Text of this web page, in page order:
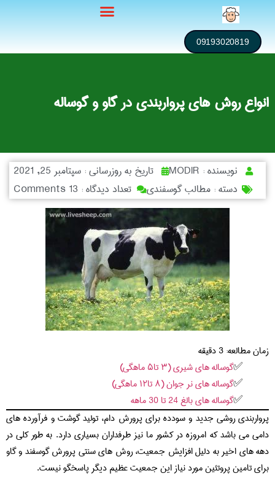
09193020819
انواع روش های پرواربندی در گاو و گوساله
نویسنده : تاریخ به روزرسانی :سپتامبر 25, 2021
دسته :مطالب گوسفندی تعداد دیدگاه : 13 Comments
زمان مطالعه:3دقیقه
گوساله های شیری (۳ تا۵ ماهگي)
گوساله های نر جوان (۸ تا۱۲ ماهگي)
گوساله های بالغ 24 تا 30 ماهه
پرواربندی روشی جدید و سودده برای پرورش دام، تولید گوشت و فرآورده های
دامی می باشد که امروزه در کشور ما نیز طرفداران بسیاری دارد. به طور کلی در
دهه های اخیر به دلیل افزایش جمعیت، روش های سنتی پرورش گوسفند و گاو
برای تامین پروتئین مورد نیاز این جمعیت عظیم دیگر پاسخگو نیست.